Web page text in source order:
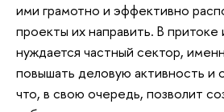
ими грамотно и эффективно
проекты их направить. В
нуждается частный сектор,
повышать деловую активность и
что, в свою очередь, позволит